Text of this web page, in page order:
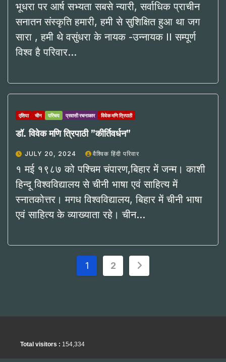
भूधरा पर आर्ष सभ्यता सबसे न्यारी, सर्वाधिक प्राचीन
सनातन संस्कृति हमारी, हमी से सुशिक्षित हुआ था जग
सारा , हमी थे वसुंधरा के नायक -उन्नायक II सम्पूर्ण
विश्व है परिवार…
एशिया चीन परिचय प्रवासी रचनाकार विवेक मणि त्रिपाठी
डॉ. विवेक मणि त्रिपाठी ”कीर्तिवर्धन”
JULY 20, 2024 वैश्विक हिंदी परिवार
१ मई १९८७ को पश्चिम चंपारण,बिहार में जन्म। काशी
हिन्दू विश्वविद्यालय से चीनी भाषा एवं साहित्य में
स्नातकोत्तर। मगध विश्वविद्यालय, बिहार में चीनी भाषा
एवं साहित्य के व्याख्याता रहे। चीन…
Posts
1 2
Total visitors : 154,334